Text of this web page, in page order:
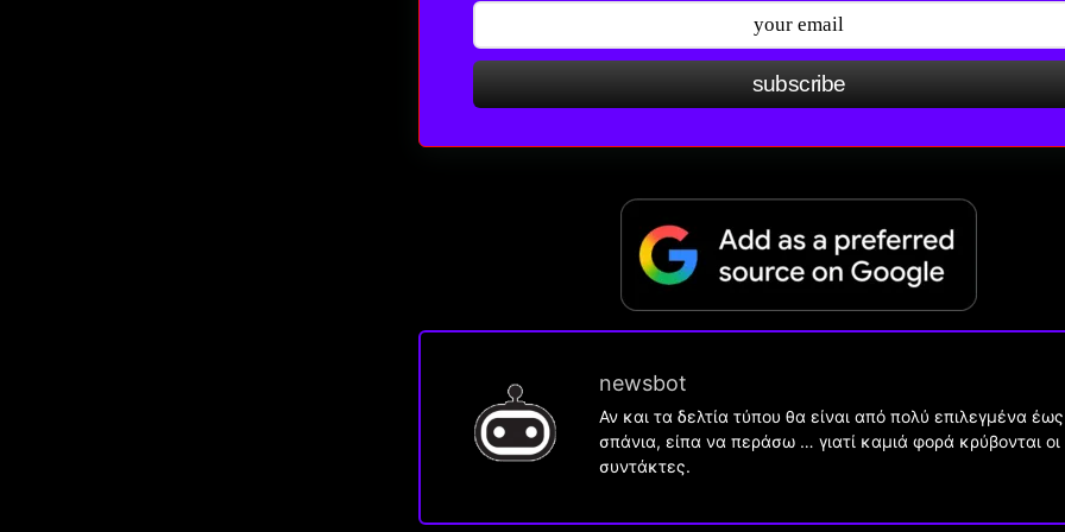
subscribe
newsbot
Αν και τα δελτία τύπου θα είναι από πολύ επιλεγμένα
σπάνια, είπα να περάσω … γιατί καμιά φορά κρύβονται οι
συντάκτες.